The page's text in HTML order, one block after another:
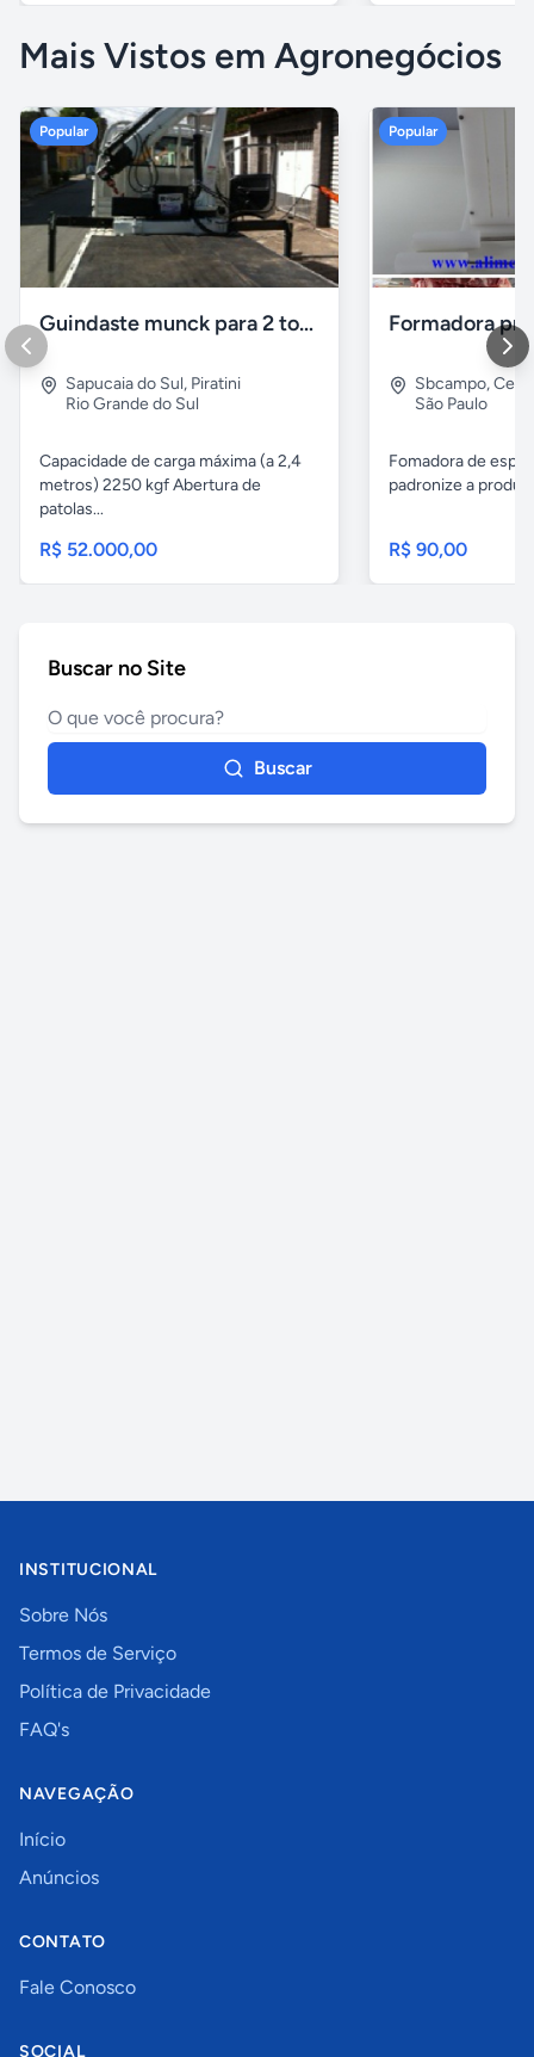
Mais Vistos em Agronegócios
Popular
Guindaste munck para 2 toneladas
Sapucaia do Sul, Piratini
Rio Grande do Sul
Capacidade de carga máxima (a 2,4
metros) 2250 kgf Abertura de
patolas...
R$ 52.000,00
Popular
Sbcampo,
São Paulo
Fomadora de
padronize a
R$ 90,00
Buscar no Site
Buscar
INSTITUCIONAL
Sobre Nós
Termos de Serviço
Política de Privacidade
FAQ's
NAVEGAÇÃO
Início
Anúncios
CONTATO
Fale Conosco
SOCIAL